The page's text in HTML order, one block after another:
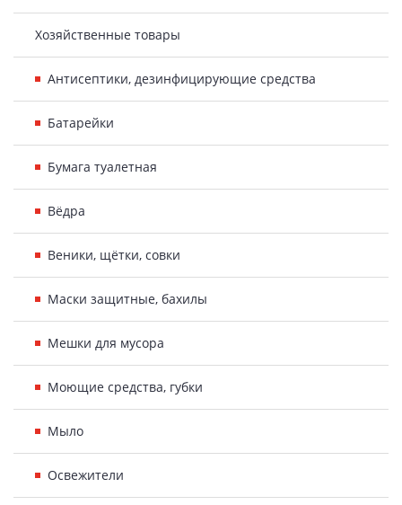
Хозяйственные товары
Антисептики, дезинфицирующие средства
Батарейки
Бумага туалетная
Вёдра
Веники, щётки, совки
Маски защитные, бахилы
Мешки для мусора
Моющие средства, губки
Мыло
Освежители